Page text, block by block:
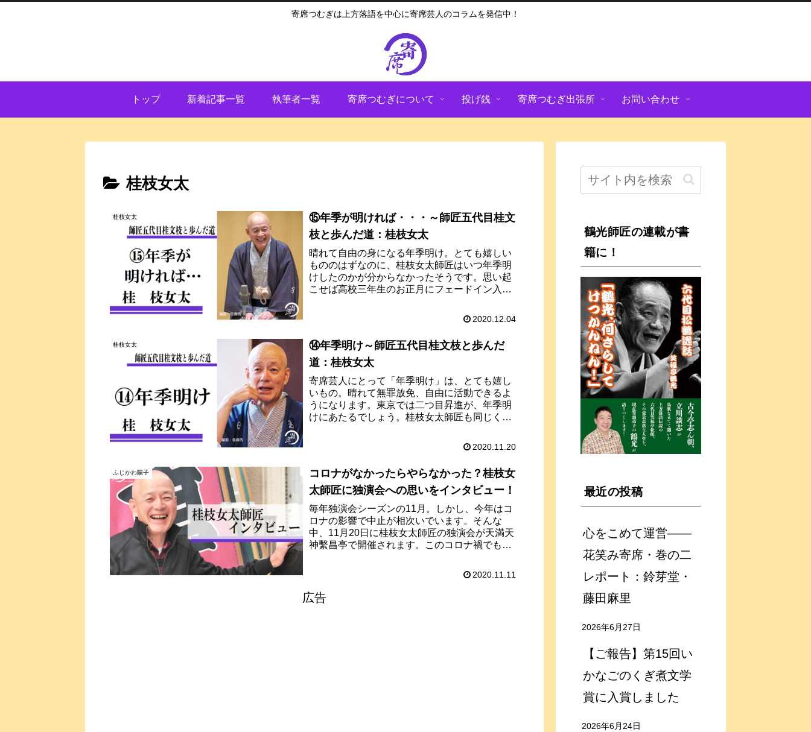
寄席つむぎは上方落語を中心に寄席芸人のコラムを発信中！
トップ 新着記事一覧 執筆者一覧 寄席つむぎについて 投げ銭 寄席つむぎ出張所 お問い合わせ
桂枝女太
桂枝女太
⑮年季が明ければ・・・～師匠五代目桂文
枝と歩んだ道：桂枝女太
晴れて自由の身になる年季明け。とても嬉しい
もののはずなのに、桂枝女太師匠はいつ年季明
けしたのかが分からなかったそうです。思い起
こせば高校三年生のお正月にフェードイン入
こともあるんですね。さて今回は、...
2020.12.04
桂枝女太
⑭年季明け～師匠五代目桂文枝と歩んだ
道：桂枝女太
寄席芸人にとって「年季明け」は、とても嬉し
いもの。晴れて無罪放免、自由に活動できるよ
うになります。東京では二つ目昇進が、年季明
けにあたるでしょう。桂枝女太師匠も同じく年
2020.11.20
ふじかわ陽子
コロナがなかったらやらなかった？桂枝女
太師匠に独演会への思いをインタビュー！
毎年独演会シーズンの11月。しかし、今年はコ
ロナの影響で中止が相次いでいます。そんな
中、11月20日に桂枝女太師匠の独演会が天満天
神繫昌亭で開催されます。このコロナ禍でも開
2020.11.11
広告
鶴光師匠の連載が書
籍に！
最近の投稿
心をこめて運営――
花笑み寄席・巻の二
レポート：鈴芽堂・
藤田麻里
2026年6月27日
【ご報告】第15回い
かなごのくぎ煮文学
賞に入賞しました
2026年6月24日